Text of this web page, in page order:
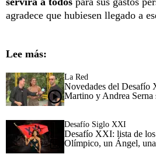
agradece que hubiesen llegado a
Lee más:
La Red
Novedades del Desafío
Martino y Andrea Serna
Desafío Siglo XXI
Desafío XXI: lista de
Olímpico, un Ángel,